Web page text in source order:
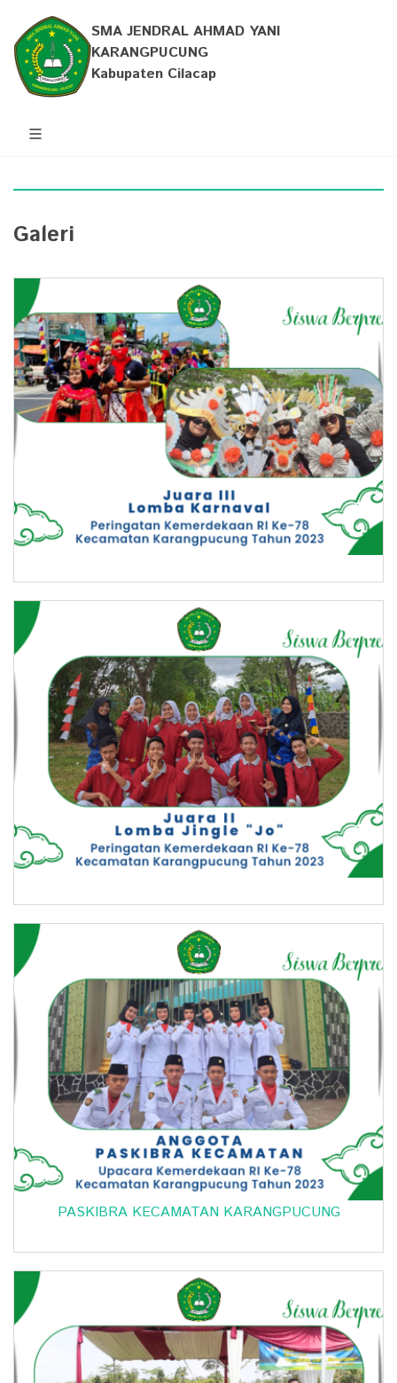
SMA JENDRAL AHMAD YANI
KARANGPUCUNG
Kabupaten Cilacap
Galeri
PASKIBRA KECAMATAN KARANGPUCUNG